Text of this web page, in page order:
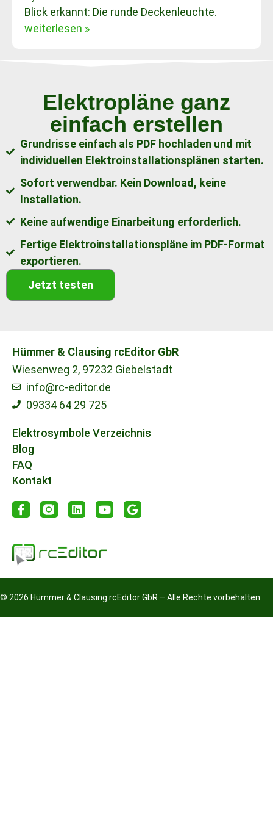
Blick erkannt: Die runde Deckenleuchte.
weiterlesen »
Elektropläne ganz
einfach erstellen
Grundrisse einfach als PDF hochladen und mit
individuellen Elektroinstallationsplänen starten.
Sofort verwendbar. Kein Download, keine
Installation.
Keine aufwendige Einarbeitung erforderlich.
Fertige Elektroinstallationspläne im PDF-Format
exportieren.
Jetzt testen
Hümmer & Clausing rcEditor GbR
Wiesenweg 2, 97232 Giebelstadt
info@rc-editor.de
09334 64 29 725
Elektrosymbole Verzeichnis
Blog
FAQ
Kontakt
© 2026 Hümmer & Clausing rcEditor GbR – Alle Rechte vorbehalten.